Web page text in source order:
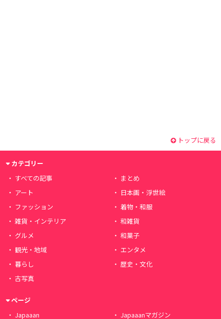
トップに戻る
カテゴリー
すべての記事
まとめ
アート
日本画・浮世絵
ファッション
着物・和服
雑貨・インテリア
和雑貨
グルメ
和菓子
観光・地域
エンタメ
暮らし
歴史・文化
古写真
ページ
Japaaan
Japaaanマガジン